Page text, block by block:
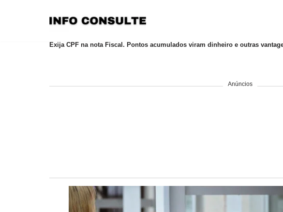
Exija CPF na nota Fiscal. Pontos acumulados viram dinheiro e outras
Anúncios